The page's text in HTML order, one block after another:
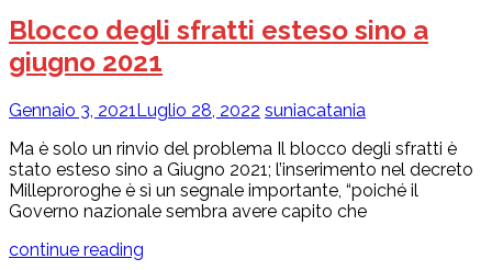
Blocco degli sfratti esteso sino a
giugno 2021
Gennaio 3, 2021Luglio 28, 2022 suniacatania
Ma è solo un rinvio del problema Il blocco degli sfratti è
stato esteso sino a Giugno 2021; l’inserimento nel decreto
Milleproroghe è sì un segnale importante, “poiché il
Governo nazionale sembra avere capito che
continue reading